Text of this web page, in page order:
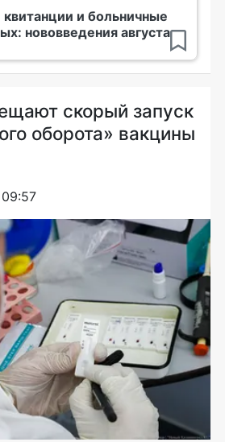
и больничные
нововведения августа
скорый запуск
оборота» вакцины